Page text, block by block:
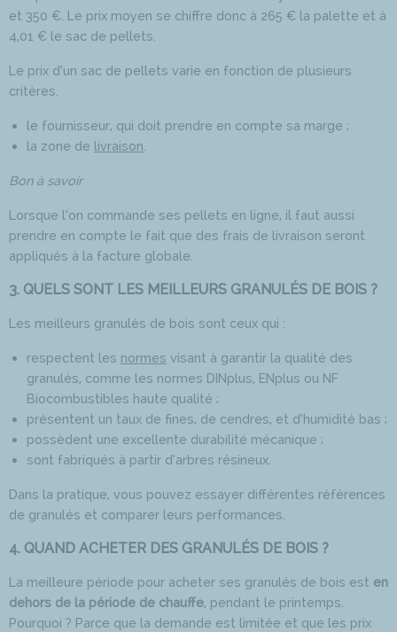
et 350 €. Le prix moyen se chiffre donc à 265 € la palette et à
4,01 € le sac de pellets.
Le prix d’un sac de pellets varie en fonction de plusieurs
critères.
le fournisseur, qui doit prendre en compte sa marge ;
la zone de livraison
Bon à savoir
Lorsque l’on commande ses pellets en ligne, il faut aussi
prendre en compte le fait que des frais de livraison seront
appliqués à la facture globale.
3. QUELS SONT LES MEILLEURS GRANULÉS DE BOIS ?
Les meilleurs granulés de bois sont ceux qui :
respectent les normes visant à garantir la qualité des
granulés, comme les normes DINplus, ENplus ou NF
Biocombustibles haute qualité ;
présentent un taux de fines, de cendres, et d’humidité bas ;
possèdent une excellente durabilité mécanique ;
sont fabriqués à partir d’arbres résineux.
Dans la pratique, vous pouvez essayer différentes références
de granulés et comparer leurs performances.
4. QUAND ACHETER DES GRANULÉS DE BOIS ?
La meilleure période pour acheter ses granulés de bois est en
dehors de la période de chauffe, pendant le printemps.
Pourquoi ? Parce que la demande est limitée et que les prix